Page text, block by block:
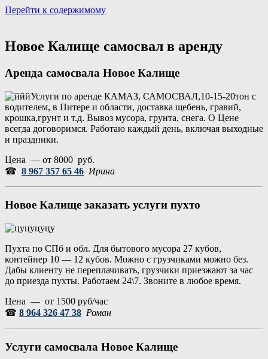
Перейти к содержимому
Новое Калище самосвал в аренду
Аренда самосвала Новое Калище
Услуги по аренде КАМАЗ, САМОСВАЛ,10-15-20тон с
водителем, в Питере и области, доставка щебень, гравий,
крошка,грунт и т.д. Вывоз мусора, грунта, снега. О Цене
всегда договоримся. Работаю каждый день, включая выходные
и праздники.
Цена — от 8000 руб.
☎ 8 967 357 65 46 Ирина
Новое Калище заказать услуги пухто
Пухта по СПб и обл. Для бытового мусора 27 кубов,
контейнер 10 — 12 кубов. Можно с грузчиками можно без.
Дабы клиенту не переплачивать, грузчики приезжают за час
до приезда пухты. Работаем 24\7. Звоните в любое время.
Цена — от 1500 руб/час
☎ 8 964 326 47 38 Роман
Услуги самосвала Новое Калище